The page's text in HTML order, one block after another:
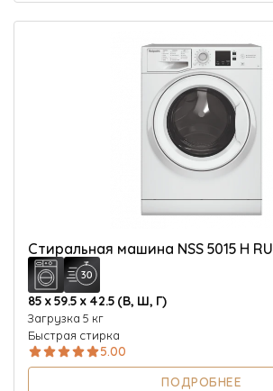
Стиральная машина NSS 5015 H RU
85 х 59.5 х 42.5 (В, Ш, Г)
Загрузка 5 кг
Быстрая стирка
5.00
ПОДРОБНЕЕ